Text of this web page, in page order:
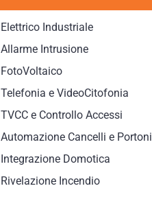
Elettrico Industriale
Allarme Intrusione
FotoVoltaico
Telefonia e VideoCitofonia
TVCC e Controllo Accessi
Automazione Cancelli e Portoni
Integrazione Domotica
Rivelazione Incendio